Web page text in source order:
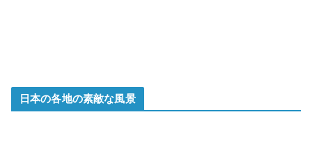
日本の各地の素敵な風景